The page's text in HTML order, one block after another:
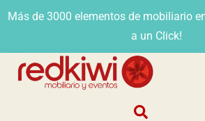
Más de 3000 elementos de mobiliario
a un Click!